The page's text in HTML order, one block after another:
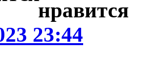
23:44